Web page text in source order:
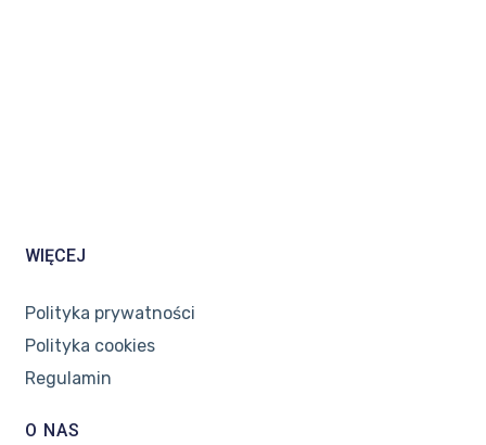
WIĘCEJ
Polityka prywatności
Polityka cookies
Regulamin
O NAS